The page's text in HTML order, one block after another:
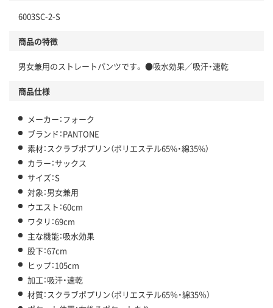
6003SC-2-S
商品の特徴
男女兼用のストレートパンツです。 ●吸水効果／吸汗・速乾
商品仕様
メーカー：フォーク
ブランド：PANTONE
素材：スクラブポプリン（ポリエステル65%・綿35%）
カラー：サックス
サイズ：S
対象：男女兼用
ウエスト：60cm
ワタリ：69cm
主な機能：吸水効果
股下：67cm
ヒップ：105cm
加工：吸汗・速乾
材質：スクラブポプリン（ポリエステル65％・綿35％）